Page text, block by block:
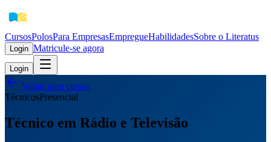
CursosPolosPara EmpresasEmpregueHabilidadesSobre o Literatus
Login Matricule-se agora
Login
Voltar para cursos
TécnicosPresencial
Técnico em Rádio e Televisão